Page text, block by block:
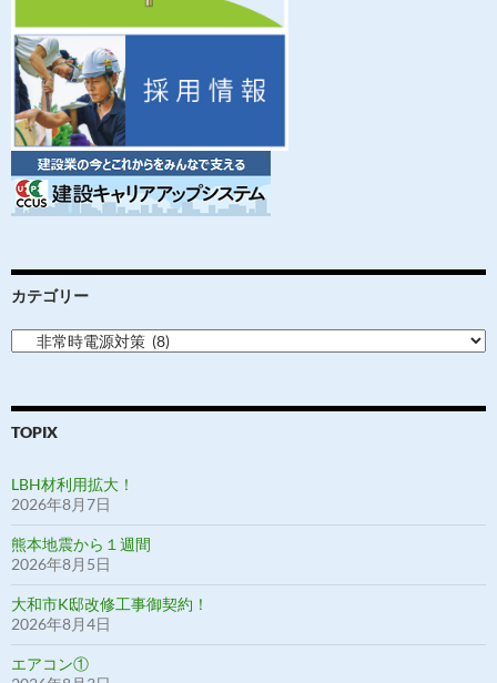
カテゴリー
テ
ー
TOPIX
LBH材利用拡大！
2026年8月7日
熊本地震から１週間
2026年8月5日
大和市K邸改修工事御契約！
2026年8月4日
エアコン①